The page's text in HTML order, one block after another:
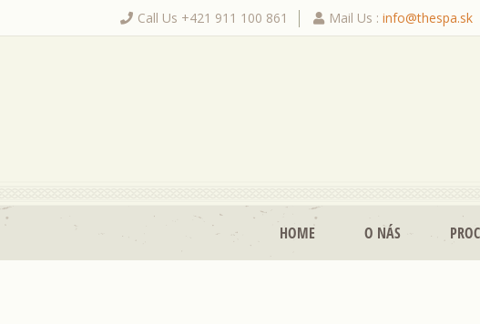
Call Us +421 911 100 861 Mail Us : info@thespa.sk
HOME O NÁS